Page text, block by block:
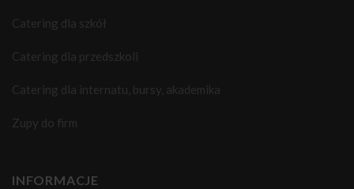
Catering dla szkół
Catering dla przedszkoli
Catering dla internatu, bursy, akademika
Zupy do firm
INFORMACJE